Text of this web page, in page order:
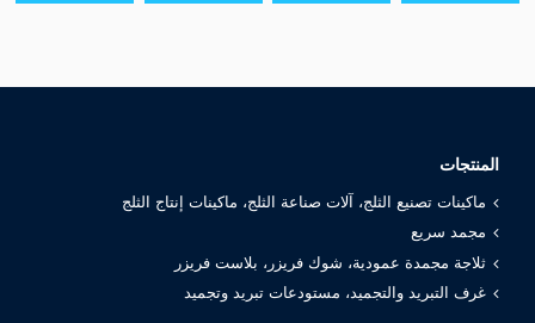
المنتجات
ماكينات تصنيع الثلج، آلات صناعة الثلج، ماكينات إنتاج الثلج
مجمد سريع
ثلاجة مجمدة عمودية، شوك فريزر، بلاست فريزر
غرف التبريد والتجميد، مستودعات تبريد وتجميد